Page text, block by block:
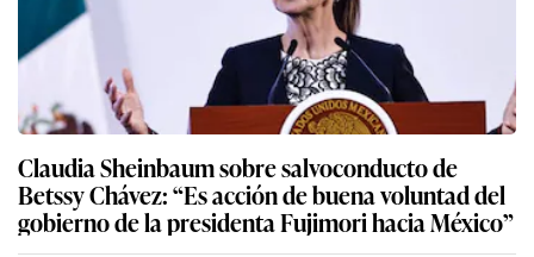
Claudia Sheinbaum sobre salvoconducto de
Betssy Chávez: “Es acción de buena voluntad del
gobierno de la presidenta Fujimori hacia México”